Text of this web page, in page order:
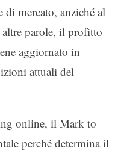
di mercato, anziché al
parole, il profitto
aggiornato in
attuali del
online, il Mark to
perché determina il